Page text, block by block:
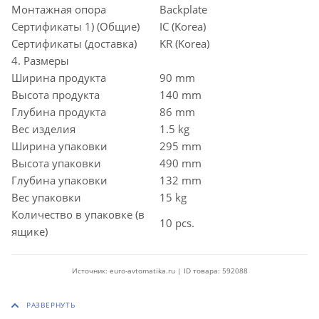
Монтажная опора
Backplate
Сертификаты 1) (Общие)
IC (Korea)
Сертификаты (доставка)
KR (Korea)
4. Размеры
Ширина продукта
90 mm
Высота продукта
140 mm
Глубина продукта
86 mm
Вес изделия
1.5 kg
Ширина упаковки
295 mm
Высота упаковки
490 mm
Глубина упаковки
132 mm
Вес упаковки
15 kg
Количество в упаковке (в
ящике)
10 pcs.
Источник: euro-avtomatika.ru | ID товара: 592088